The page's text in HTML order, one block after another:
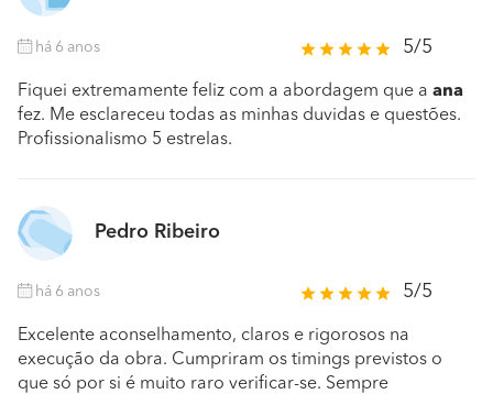
há 6 anos 5/5
Fiquei extremamente feliz com a abordagem que a ana
fez. Me esclareceu todas as minhas duvidas e questões.
Profissionalismo 5 estrelas.
Pedro Ribeiro
há 6 anos 5/5
Excelente aconselhamento, claros e rigorosos na
execução da obra. Cumpriram os timings previstos o
que só por si é muito raro verificar-se. Sempre